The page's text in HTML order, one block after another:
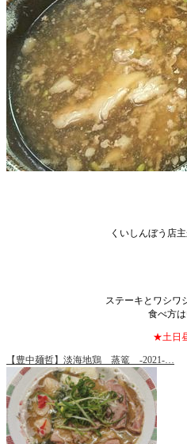
くいしんぼう店
ステーキとワシワ
食べ方
★土日
【豊中麺哲】淡海地鶏 蒸篭 -2021-…